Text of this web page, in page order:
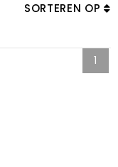
SORTEREN OP
1